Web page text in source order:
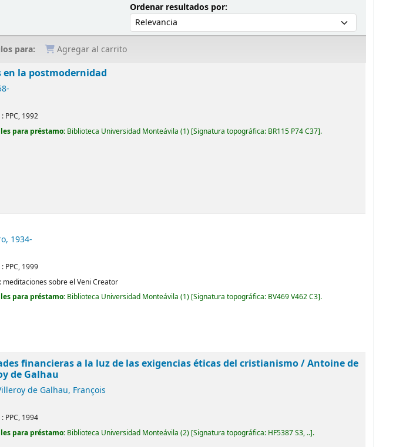
Ordenar resultados por:Ordenar por:
para: Agregar al carrito
en la postmodernidad
PPC, 1992
para préstamo: Biblioteca Universidad Monteávila (1) Signatura topográfica: BR115 P74 C37 .
, 1934-
PPC, 1999
meditaciones sobre el Veni Creator
para préstamo: Biblioteca Universidad Monteávila (1) Signatura topográfica: BV469 V462 C3 .
financieras a la luz de las exigencias éticas del cristianismo /Antoine de
de Galhau
de Galhau, François
PPC, 1994
para préstamo: Biblioteca Universidad Monteávila (2) Signatura topográfica: HF5387 S3, .. .